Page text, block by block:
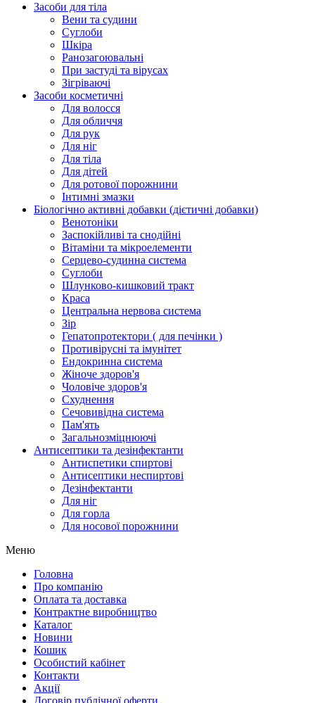
Засоби для тіла
Вени та судини
Суглоби
Шкіра
Ранозагоювальні
При застуді та вірусах
Зігріваючі
Засоби косметичні
Для волосся
Для обличчя
Для рук
Для ніг
Для тіла
Для дітей
Для ротової порожнини
Інтимні змазки
Біологічно активні добавки (дієтичні добавки)
Венотоніки
Заспокійливі та снодійні
Вітаміни та мікроелементи
Серцево-судинна система
Суглоби
Шлунково-кишковий тракт
Краса
Центральна нервова система
Зір
Гепатопротектори ( для печінки )
Противірусні та імунітет
Ендокринна система
Жіноче здоров'я
Чоловіче здоров'я
Схуднення
Сечовивідна система
Пам'ять
Загальнозміцнюючі
Антисептики та дезінфектанти
Антиспетики спиртові
Антисептики неспиртові
Дезінфектанти
Для ніг
Для горла
Для носової порожнини
Меню
Головна
Про компанію
Оплата та доставка
Контрактне виробництво
Каталог
Новини
Кошик
Особистий кабінет
Контакти
Акції